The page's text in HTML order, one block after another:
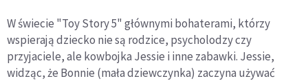
W świecie "Toy Story 5" głównymi bohaterami, którzy
wspierają dziecko nie są rodzice, psycholodzy czy
przyjaciele, ale kowbojka Jessie i inne zabawki. Jessie,
widząc, że Bonnie (mała dziewczynka) zaczyna używać